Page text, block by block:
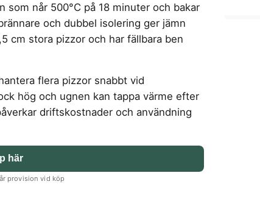
som når 500°C på 18 minuter och bakar
och dubbel isolering ger jämn
cm stora pizzor och har fällbara ben
flera pizzor snabbt vid
hög och ugnen kan tappa värme efter
driftskostnader och användning
här
provision vid köp